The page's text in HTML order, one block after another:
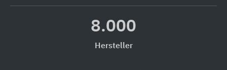
8.000
Hersteller